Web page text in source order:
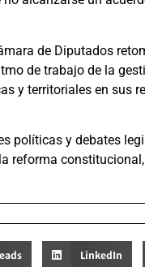
de Diputados
de trabajo de la
y territoriales en sus
políticas y debates
reforma
LinkedIn